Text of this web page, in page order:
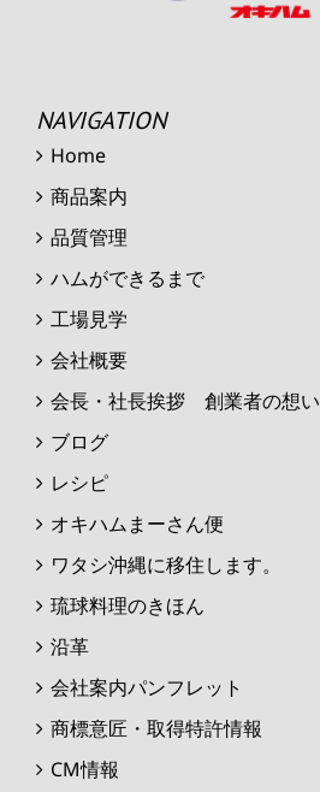
NAVIGATION
Home
商品案内
品質管理
ハムができるまで
工場見学
会社概要
会長・社長挨拶 創業者の想い
ブログ
レシピ
オキハムまーさん便
ワタシ沖縄に移住します。
琉球料理のきほん
沿革
会社案内パンフレット
商標意匠・取得特許情報
CM情報